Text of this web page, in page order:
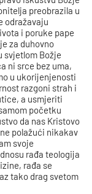
preobrazila u
odražavaju
i poruke pape
za duhovno
svjetlom Božje
ni srce bez uma,
u ukorijenjenosti
razgoni strah i
a usmjeriti
početku
da nas Kristovo
polažući nikakav
svoje
rađa teologija
rađa se
tako drag svetom